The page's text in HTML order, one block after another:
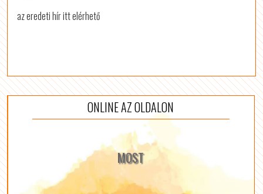
az eredeti hír itt elérhető
ONLINE AZ OLDALON
MOST